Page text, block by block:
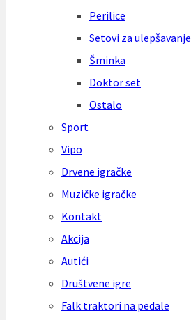
Perilice
Setovi za ulepšavanje
Šminka
Doktor set
Ostalo
Sport
Vipo
Drvene igračke
Muzičke igračke
Kontakt
Akcija
Autići
Društvene igre
Falk traktori na pedale